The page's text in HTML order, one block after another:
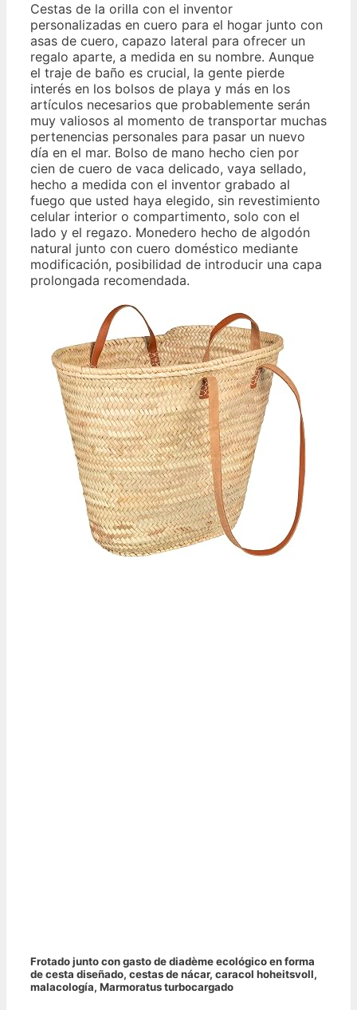
Cestas de la orilla con el inventor
personalizadas en cuero para el hogar junto con
asas de cuero, capazo lateral para ofrecer un
regalo aparte, a medida en su nombre. Aunque
el traje de baño es crucial, la gente pierde
interés en los bolsos de playa y más en los
artículos necesarios que probablemente serán
muy valiosos al momento de transportar muchas
pertenencias personales para pasar un nuevo
día en el mar. Bolso de mano hecho cien por
cien de cuero de vaca delicado, vaya sellado,
hecho a medida con el inventor grabado al
fuego que usted haya elegido, sin revestimiento
celular interior o compartimento, solo con el
lado y el regazo. Monedero hecho de algodón
natural junto con cuero doméstico mediante
modificación, posibilidad de introducir una capa
prolongada recomendada.
Frotado junto con gasto de diadème ecológico en forma
de cesta diseñado, cestas de nácar, caracol hoheitsvoll,
malacología, Marmoratus turbocargado